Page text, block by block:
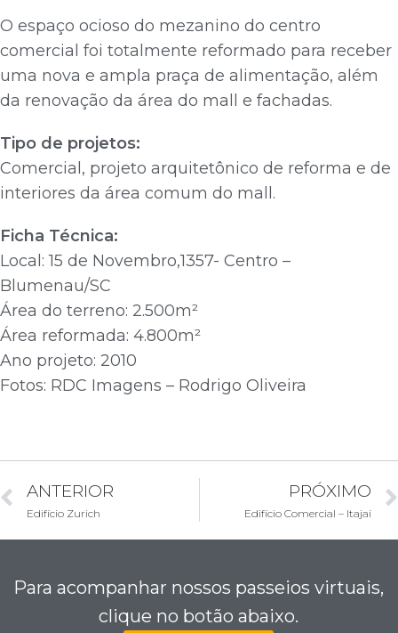
O espaço ocioso do mezanino do centro
comercial foi totalmente reformado para receber
uma nova e ampla praça de alimentação, além
da renovação da área do mall e fachadas.
Tipo de projetos:
Comercial, projeto arquitetônico de reforma e de
interiores da área comum do mall.
Ficha Técnica:
Local: 15 de Novembro,1357- Centro –
Blumenau/SC
Área do terreno: 2.500m²
Área reformada: 4.800m²
Ano projeto: 2010
Fotos: RDC Imagens – Rodrigo Oliveira
ANTERIOR
Edifício Zurich
PRÓXIMO
Edifício Comercial – Itajaí
Para acompanhar nossos passeios virtuais,
clique no botão abaixo.